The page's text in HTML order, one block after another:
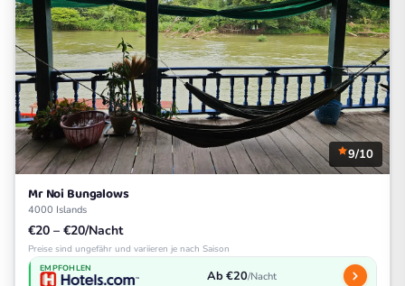
9/10
Mr Noi Bungalows
4000 Islands
€20 – €20/Nacht
Preise sind ungefähr und variieren je nach Saison
EMPFOHLEN Ab €20/Nacht